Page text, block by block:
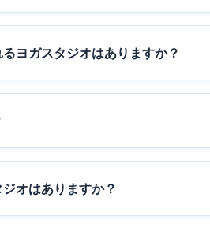
ヨガスタジオはありますか？
オはありますか？